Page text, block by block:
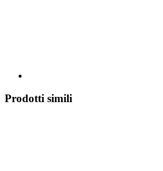
Prodotti simili